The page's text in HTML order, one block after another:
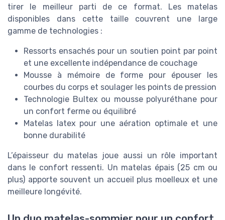
tirer le meilleur parti de ce format. Les matelas
disponibles dans cette taille couvrent une large
gamme de technologies :
Ressorts ensachés pour un soutien point par point
et une excellente indépendance de couchage
Mousse à mémoire de forme pour épouser les
courbes du corps et soulager les points de pression
Technologie Bultex ou mousse polyuréthane pour
un confort ferme ou équilibré
Matelas latex pour une aération optimale et une
bonne durabilité
L’épaisseur du matelas joue aussi un rôle important
dans le confort ressenti. Un matelas épais (25 cm ou
plus) apporte souvent un accueil plus moelleux et une
meilleure longévité.